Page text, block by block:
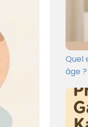
Quel
âge ?